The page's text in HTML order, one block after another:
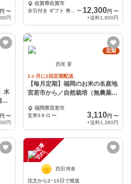
〜
円
呂敷（鶴の祝）
佐賀県佐賀市
水引付き ギフト 奇跡の自然米「神の力」白米1kg桐箱風呂敷（鶴の祝）
〜 12,300円 〜
+送料1,600円
水
風
〜
円
定期
西尾 要
1ヶ月に1回定期配送
【毎月定期】福岡のお米の名産地
宮若市から／自然栽培（無農薬）
福岡県宮若市
玄米3キロ 〜 3,110円 〜
+送料1,380円
一
時
在
庫
切
れ
西田博泰
注文から2~10日で発送